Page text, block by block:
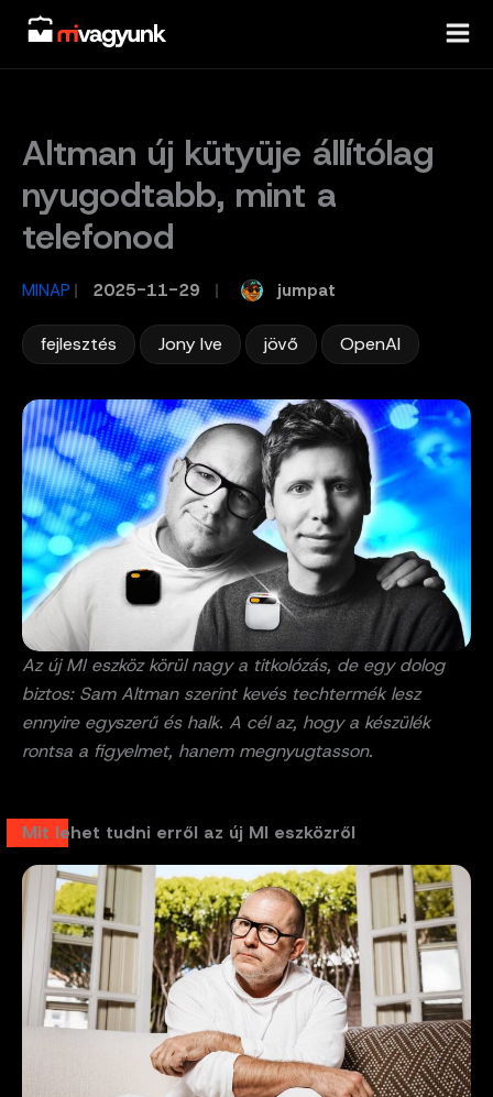
Skip
content
Altman új kütyüje állítólag
nyugodtabb, mint a
telefonod
MINAP / 2025-11-29 jumpat
fejlesztés Jony Ive jövő OpenAI
Az új MI eszköz körül nagy a titkolózás, de egy dolog
biztos: Sam Altman szerint kevés techtermék lesz
ennyire egyszerű és halk. A cél az, hogy a készülék
rontsa a figyelmet, hanem megnyugtasson.
Mit lehet tudni erről az új MI eszközről